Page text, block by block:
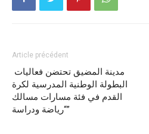
Article précédent
البطولة الوطنية المدرسية لكرة
القدم في فئة مسارات مسالك
“رياضة ودراسة”